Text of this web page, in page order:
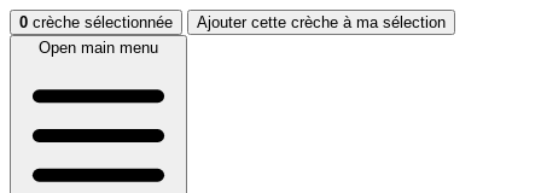
Aller au contenuAller au footer
0 crèche sélectionnée
Ajouter cette crèche à ma sélection
Open main menu